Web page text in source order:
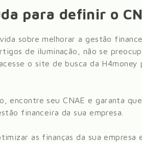
para definir o
sobre melhorar a gestão
de iluminação
, não se
o site de busca da H4money
encontre seu CNAE e garanta
financeira da sua empresa.
as finanças da sua